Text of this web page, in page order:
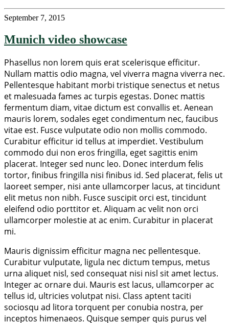
September 7, 2015
Munich video showcase
Phasellus non lorem quis erat scelerisque efficitur.
Nullam mattis odio magna, vel viverra magna viverra nec.
Pellentesque habitant morbi tristique senectus et netus
et malesuada fames ac turpis egestas. Donec mattis
fermentum diam, vitae dictum est convallis et. Aenean
mauris lorem, sodales eget condimentum nec, faucibus
vitae est. Fusce vulputate odio non mollis commodo.
Curabitur efficitur id tellus at imperdiet. Vestibulum
commodo dui non eros fringilla, eget sagittis enim
placerat. Integer sed nunc leo. Donec interdum felis
tortor, finibus fringilla nisi finibus id. Sed placerat, felis ut
laoreet semper, nisi ante ullamcorper lacus, at tincidunt
elit metus non nibh. Fusce suscipit orci est, tincidunt
eleifend odio porttitor et. Aliquam ac velit non orci
ullamcorper molestie at ac enim. Curabitur in placerat
mi.
Mauris dignissim efficitur magna nec pellentesque.
Curabitur vulputate, ligula nec dictum tempus, metus
urna aliquet nisl, sed consequat nisi nisl sit amet lectus.
Integer ac ornare dui. Mauris est lacus, ullamcorper ac
tellus id, ultricies volutpat nisi. Class aptent taciti
sociosqu ad litora torquent per conubia nostra, per
inceptos himenaeos. Quisque semper quis purus vel